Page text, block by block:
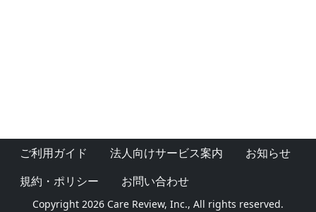
ご利用ガイド 法人向けサービス案内
お知らせ
規約・ポリシー
お問い合わせ
Copyright 2026 Care Review, Inc., All rights reserved.